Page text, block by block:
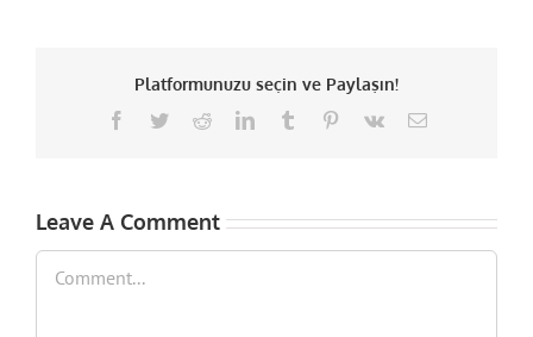
Platformunuzu seçin ve Paylaşın!
Facebook
TwitterRedditLinkedInTumblr Pinterest
Vk Email
Leave A Comment
Comment